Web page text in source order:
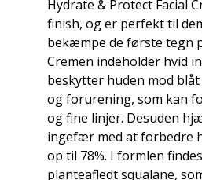
Hydrate & Protect Facial
finish, og er perfekt til
bekæmpe de første tegn
Cremen indeholder hvid
beskytter huden mod
og forurening, som kan
og fine linjer. Desuden
ingefær med at forbedre
op til 78%. I formlen
planteafledt squalane,